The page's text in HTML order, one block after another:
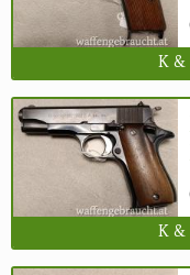
K &
K &